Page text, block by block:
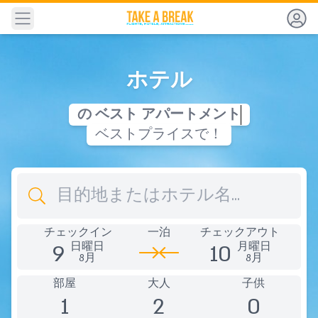
ナビゲーション
ホテル
の ベス ト アパー ト メ ン ト
ベストプライスで！
チェックイン
9
日曜日
8月
一泊 チェックアウト
10 月曜日
8月
部屋
1
大人
2
子供
0